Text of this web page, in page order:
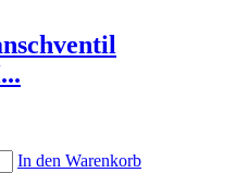
In den Warenkorb